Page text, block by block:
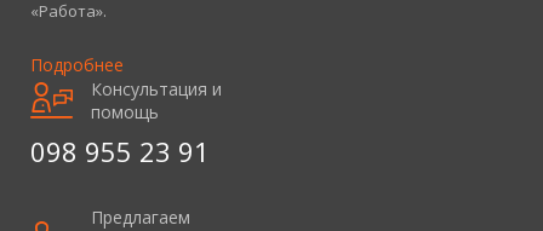
«Работа».
Подробнее
Консультация и
помощь
098 955 23 91
Предлагаем